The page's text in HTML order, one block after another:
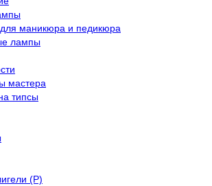
маникюра и педикюра
лампы
мастера
типсы
(Р)